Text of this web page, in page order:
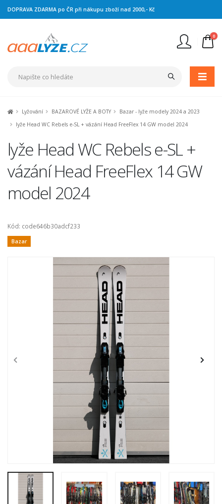
DOPRAVA ZDARMA po ČR při nákupu zboží nad 2000,- Kč
0
Lyžování BAZAROVÉ LYŽE A BOTY
Bazar - lyže modely 2024 a 2023
lyže Head WC Rebels e-SL + vázání Head FreeFlex 14 GW model 2024
lyže Head WC Rebels e-SL +
vázání Head FreeFlex 14 GW
model 2024
Kód: code646b30adcf233
Bazar